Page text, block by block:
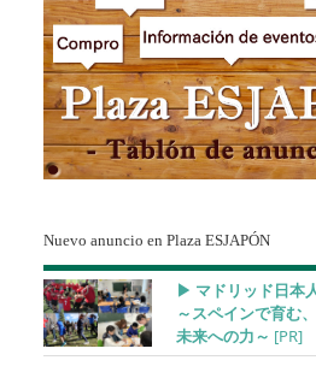
Nuevo anuncio en Plaza ESJAPÓN
▶︎ マドリッド日本
～スペインで育む
未来への力～ [PR]